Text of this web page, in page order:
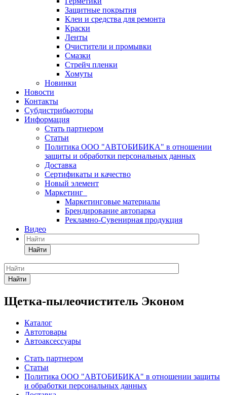
Защитные покрытия
Клеи и средства для ремонта
Краски
Ленты
Очистители и промывки
Смазки
Стрейч пленки
Хомуты
Новинки
Новости
Контакты
Субдистрибьюторы
Информация
Стать партнером
Статьи
Политика ООО "АВТОБИБИКА" в отношении
защиты и обработки персональных данных
Доставка
Сертификаты и качество
Новый элемент
Маркетинг
Маркетинговые материалы
Брендирование автопарка
Рекламно-Сувенирная продукция
Видео
Найти
Найти
Щетка-пылеочиститель Эконом
Каталог
Автотовары
Автоаксессуары
Стать партнером
Статьи
Политика ООО "АВТОБИБИКА" в отношении защиты
и обработки персональных данных